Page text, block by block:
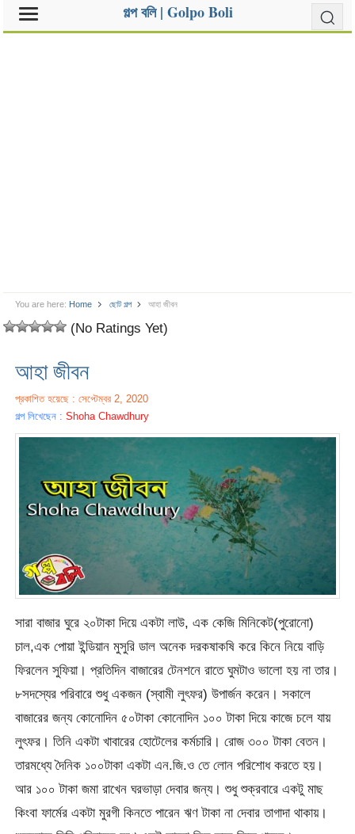
গল্প বলি | Golpo Boli
You are here: Home ছোট গল্প আহা জীবন
(No Ratings Yet)
আহা জীবন
প্রকাশিত হয়েছে : সেপ্টেম্বর 2, 2020
গল্প লিখেছেন :Shoha Chawdhury
সারা বাজার ঘুরে ২০টাকা দিয়ে একটা লাউ, এক কেজি মিনিকেট(পুরোনো)
চাল,এক পোয়া ইন্ডিয়ান মুসুরি ডাল অনেক দরকষাকষি করে কিনে নিয়ে বাড়ি
ফিরলেন সুফিয়া। প্রতিদিন বাজারের টেনশনে রাতে ঘুমটাও ভালো হয় না তার।
৮সদস্যের পরিবারে শুধু একজন (স্বামী লুৎফর) উপার্জন করেন। সকালে
বাজারের জন্য কোনোদিন ৫০টাকা কোনোদিন ১০০ টাকা দিয়ে কাজে চলে যায়
লুৎফর। তিনি একটা খাবারের হোটেলের কর্মচারি। রোজ ৩০০ টাকা বেতন।
তারমধ্যে দৈনিক ১০০টাকা একটা এন.জি.ও তে লোন পরিশোধ করতে হয়।
আর ১০০ টাকা জমা রাখেন ঘরভাড়া দেবার জন্য। শুধু শুক্রবারে একটু মাছ
কিংবা ফার্মের একটা মুরগী কিনতে পারেন ঋণ টাকা না দেবার তাগাদা থাকায়।